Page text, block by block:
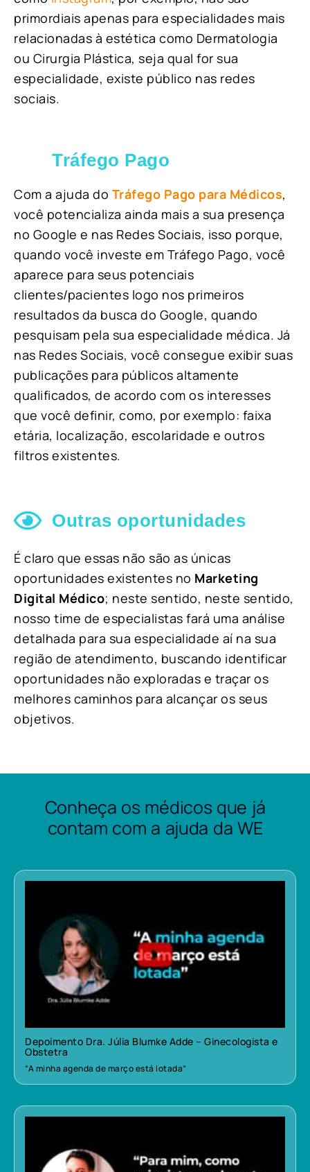
primordiais apenas para especialidades mais
relacionadas à estética como Dermatologia
ou Cirurgia Plástica, seja qual for sua
especialidade, existe público nas redes
sociais.
Tráfego Pago
Com a ajuda do Tráfego Pago para Médicos,
você potencializa ainda mais a sua presença
no Google e nas Redes Sociais, isso porque,
quando você investe em Tráfego Pago, você
aparece para seus potenciais
clientes/pacientes logo nos primeiros
resultados da busca do Google, quando
pesquisam pela sua especialidade médica. Já
nas Redes Sociais, você consegue exibir suas
publicações para públicos altamente
qualificados, de acordo com os interesses
que você definir, como, por exemplo: faixa
etária, localização, escolaridade e outros
filtros existentes.
Outras oportunidades
É claro que essas não são as únicas
oportunidades existentes no Marketing
Digital Médico; neste sentido, neste sentido,
nosso time de especialistas fará uma análise
detalhada para sua especialidade aí na sua
região de atendimento, buscando identificar
oportunidades não exploradas e traçar os
melhores caminhos para alcançar os seus
objetivos.
Conheça os médicos que já
contam com a ajuda da WE
Depoimento Dra. Júlia Blumke Adde – Ginecologista e
Obstetra
“A minha agenda de março está lotada”